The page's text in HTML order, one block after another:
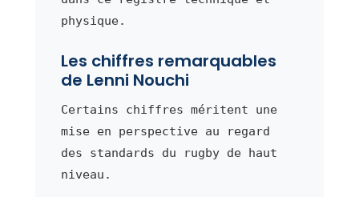
physique.
Les chiffres remarquables
de Lenni Nouchi
Certains chiffres méritent une
mise en perspective au regard
des standards du rugby de haut
niveau.